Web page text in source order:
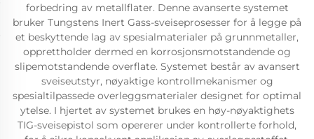
forbedring av metallflater. Denne avanserte systemet
bruker Tungstens Inert Gass-sveiseprosesser for å legge på
et beskyttende lag av spesialmaterialer på grunnmetaller,
opprettholder dermed en korrosjonsmotstandende og
slipemotstandende overflate. Systemet består av avansert
sveiseutstyr, nøyaktige kontrollmekanismer og
spesialtilpassede overleggsmaterialer designet for optimal
ytelse. I hjertet av systemet brukes en høy-nøyaktighets
TIG-sveisepistol som opererer under kontrollerte forhold,